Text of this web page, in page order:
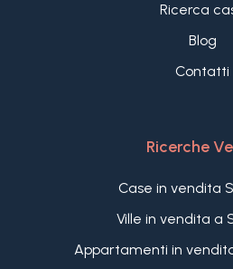
Ricerca
Blog
Contatti
Ricerche
Case in vendita
Ville in vendita a
Appartamenti in